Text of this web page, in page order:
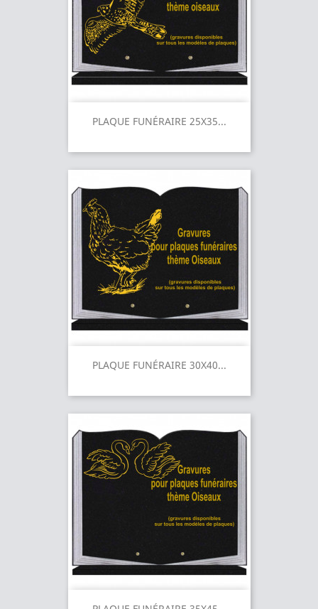
PLAQUE FUNÉRAIRE 25X35...
PLAQUE FUNÉRAIRE 30X40...